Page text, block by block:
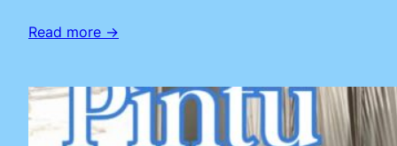
Read more →